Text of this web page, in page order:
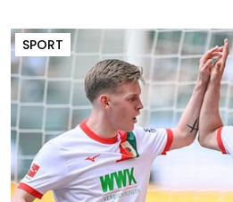
SPORT